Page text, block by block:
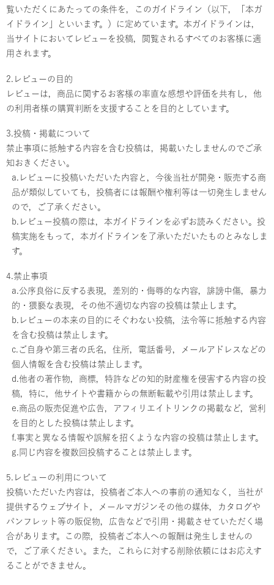
覧いただくにあたっての条件を，このガイドライン（以下，「本ガ
イドライン」といいます。）に定めています。本ガイドラインは，
当サイトにおいてレビューを投稿，閲覧されるすべてのお客様に適
用されます。
2.レビューの目的
レビューは，商品に関するお客様の率直な感想や評価を共有し，他
の利用者様の購買判断を支援することを目的としています。
3.投稿・掲載について
禁止事項に抵触する内容を含む投稿は，掲載いたしませんのでご承
知おきください。
a.レビューに投稿いただいた内容と，今後当社が開発・販売する商
品が類似していても，投稿者には報酬や権利等は一切発生しません
ので，ご了承ください。
b.レビュー投稿の際は，本ガイドラインを必ずお読みください。投
稿実施をもって，本ガイドラインを了承いただいたものとみなしま
す。
4.禁止事項
a.公序良俗に反する表現，差別的・侮辱的な内容，誹謗中傷，暴力
的・猥褻な表現，その他不適切な内容の投稿は禁止します。
b.レビューの本来の目的にそぐわない投稿，法令等に抵触する内容
を含む投稿は禁止します。
c.ご自身や第三者の氏名，住所，電話番号，メールアドレスなどの
個人情報を含む投稿は禁止します。
d.他者の著作物，商標，特許などの知的財産権を侵害する内容の投
稿，特に，他サイトや書籍からの無断転載や引用は禁止します。
e.商品の販売促進や広告，アフィリエイトリンクの掲載など，営利
を目的とした投稿は禁止します。
f.事実と異なる情報や誤解を招くような内容の投稿は禁止します。
g.同じ内容を複数回投稿することは禁止します。
5.レビューの利用について
投稿いただいた内容は，投稿者ご本人への事前の通知なく，当社が
提供するウェブサイト，メールマガジンその他の媒体，カタログや
パンフレット等の販促物，広告などで引用・掲載させていただく場
合があります。この際，投稿者ご本人への報酬は発生しませんの
で，ご了承ください。また，これらに対する削除依頼にはお応えす
ることができません。